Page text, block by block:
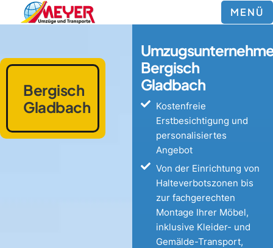
MENÜ
Bergisch
Gladbach
Kostenfreie
Erstbesichtigung und
personalisiertes
Angebot
Von der Einrichtung von
Halteverbotszonen bis
zur fachgerechten
Montage Ihrer Möbel,
inklusive Kleider- und
Gemälde-Transport,
Bergisch
Gladbach